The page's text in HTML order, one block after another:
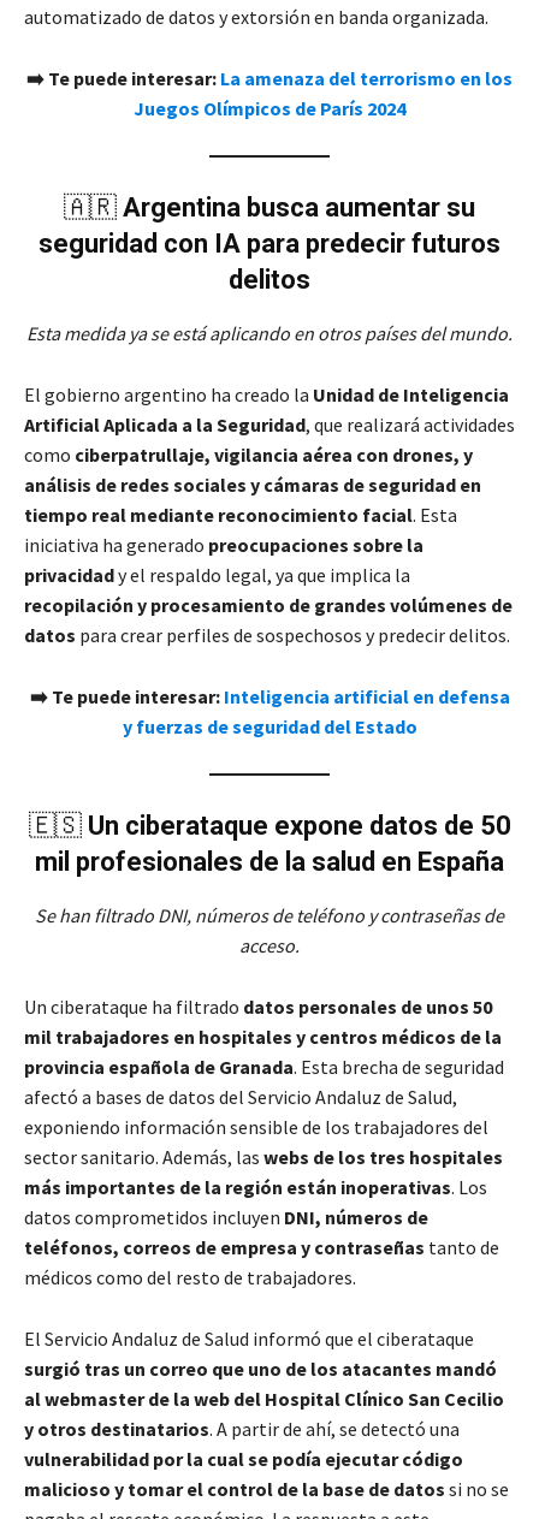
automatizado de datos y extorsión en banda organizada.
➡️ Te puede interesar: La amenaza del terrorismo en los
Juegos Olímpicos de París 2024
🇦🇷 Argentina busca aumentar su
seguridad con IA para predecir futuros
delitos
Esta medida ya se está aplicando en otros países del mundo.
El gobierno argentino ha creado la Unidad de Inteligencia
Artificial Aplicada a la Seguridad, que realizará actividades
como ciberpatrullaje, vigilancia aérea con drones, y
análisis de redes sociales y cámaras de seguridad en
tiempo real mediante reconocimiento facial. Esta
iniciativa ha generado preocupaciones sobre la
privacidady el respaldo legal, ya que implica la
recopilación y procesamiento de grandes volúmenes de
datos para crear perfiles de sospechosos y predecir delitos.
➡️ Te puede interesar: Inteligencia artificial en defensa
y fuerzas de seguridad del Estado
🇪🇸 Un ciberataque expone datos de 50
mil profesionales de la salud en España
Se han filtrado DNI, números de teléfono y contraseñas de
acceso.
Un ciberataque ha filtrado datos personales de unos 50
mil trabajadores en hospitales y centros médicos de la
provincia española de Granada. Esta brecha de seguridad
afectó a bases de datos del Servicio Andaluz de Salud,
exponiendo información sensible de los trabajadores del
sector sanitario. Además, las webs de los tres hospitales
más importantes de la región están inoperativas. Los
datos comprometidos incluyen DNI, números de
teléfonos, correos de empresa y contraseñas tanto de
médicos como del resto de trabajadores.
El Servicio Andaluz de Salud informó que el ciberataque
surgió tras un correo que uno de los atacantes mandó
al webmaster de la web del Hospital Clínico San Cecilio
y otros destinatarios. A partir de ahí, se detectó una
vulnerabilidad por la cual se podía ejecutar código
malicioso y tomar el control de la base de datos si no se